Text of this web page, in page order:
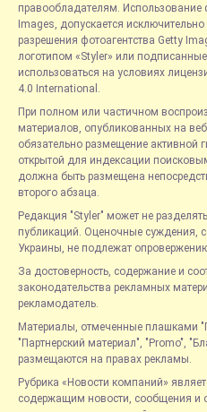
правообладателям. Использование
Images, допускается
разрешения фотоагентства Getty
логотипом «Styler» или
использоваться на условиях
4.0 International.
При полном или частичном
материалов, опубликованных на
обязательно размещение активной
открытой для индексации
должна быть размещена
второго абзаца.
Редакция "Styler" может не
публикаций. Оценочные суждения,
Украины, не подлежат
За достоверность, содержание и
законодательства рекламных
рекламодатель.
Материалы, отмеченные плашками
"Партнерский материал", "Promo",
размещаются на правах рекламы.
Рубрика «Новости компаний»
содержащим новости, сообщения и